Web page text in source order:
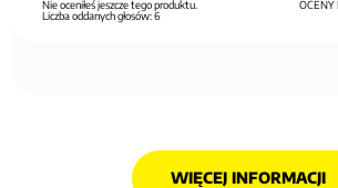
OCENY
Nie oceniłeś jeszcze tego produktu.
Liczba oddanych głosów:6
WIĘCEJ INFORMACJI